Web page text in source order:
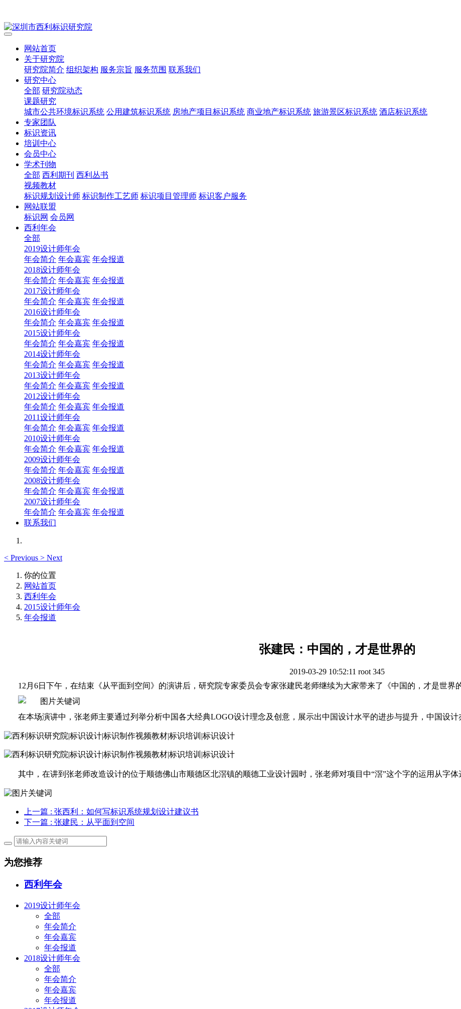
网站首页
关于研究院
研究院简介 组织架构 服务宗旨 服务范围 联系我们
研究中心
全部 研究院动态
课题研究
城市公共环境标识系统 公用建筑标识系统 房地产项目标识系统 商业地产标识系统 旅游景区标识系统 酒店标识系统
专家团队
标识资讯
培训中心
会员中心
学术刊物
全部 西利期刊 西利丛书
视频教材
标识规划设计师 标识制作工艺师 标识项目管理师 标识客户服务
网站联盟
标识网 会员网
西利年会
全部
2019设计师年会
年会简介 年会嘉宾 年会报道
2018设计师年会
年会简介 年会嘉宾 年会报道
2017设计师年会
年会简介 年会嘉宾 年会报道
2016设计师年会
年会简介 年会嘉宾 年会报道
2015设计师年会
年会简介 年会嘉宾 年会报道
2014设计师年会
年会简介 年会嘉宾 年会报道
2013设计师年会
年会简介 年会嘉宾 年会报道
2012设计师年会
年会简介 年会嘉宾 年会报道
2011设计师年会
年会简介 年会嘉宾 年会报道
2010设计师年会
年会简介 年会嘉宾 年会报道
2009设计师年会
年会简介 年会嘉宾 年会报道
2008设计师年会
年会简介 年会嘉宾 年会报道
2007设计师年会
年会简介 年会嘉宾 年会报道
联系我们
< Previous > Next
你的位置
网站首页
西利年会
2015设计师年会
年会报道
张建民：中国的，才是世界的
2019-03-29 10:52:11 root 345
12月6日下午，在结束《从平面到空间》的演讲后，研究院专家委员会专家张建民老师继续为大家带来了《中国的，才是世界
在本场演讲中，张老师主要通过列举分析中国各大经典LOGO设计理念及创意，展示出中国设计水平的进步与提升，中国设计
其中，在讲到张老师改造设计的位于顺德佛山市顺德区北滘镇的顺德工业设计园时，张老师对项目中“滘”这个字的运用从字
上一篇 : 张西利：如何写标识系统规划设计建议书
下一篇 : 张建民：从平面到空间
为您推荐
西利年会
2019设计师年会
全部
年会简介
年会嘉宾
年会报道
2018设计师年会
全部
年会简介
年会嘉宾
年会报道